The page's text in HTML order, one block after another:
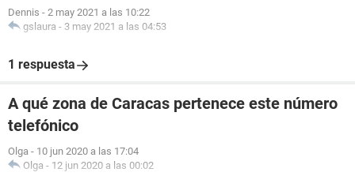
Dennis - 2 may 2021 a las 10:22
gslaura - 3 may 2021 a las 04:53
1 respuesta
A qué zona de Caracas pertenece este número
telefónico
Olga - 10 jun 2020 a las 17:04
Olga - 12 jun 2020 a las 00:02